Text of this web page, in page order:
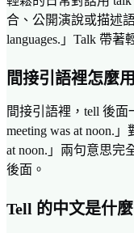
合、公開演說或描述語
languages.」Talk 帶著
間接引語裡怎麼
間接引語裡，tell 後面
meeting was at noon.」
at noon.」兩句意思完
後面。
Tell 的中文是什麼